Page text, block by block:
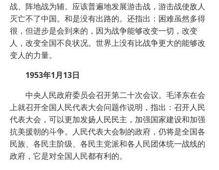
战、阵地战为辅。应该普遍地发展游击战，游击战使敌人
灭亡不了中国。和是没有出路的。还指出：困难虽然多得
很，但进步是会到来的，因为战争能够改变一切，改变
人，改变全国不良状况。世界上没有比战争更大的能够改
变人的力量。
1953年1月13日
中央人民政府委员会召开第二十次会议。毛泽东在会
上就召开全国人民代表大会问题作说明，指出：召开人民
代表大会，可以更加发扬人民民主，加强国家建设和加强
抗美援朝的斗争。人民代表大会制的政府，仍将是全国各
民族、各民主阶级、各民主党派和各人民团体统一战线的
政府，它是对全国人民都有利的。